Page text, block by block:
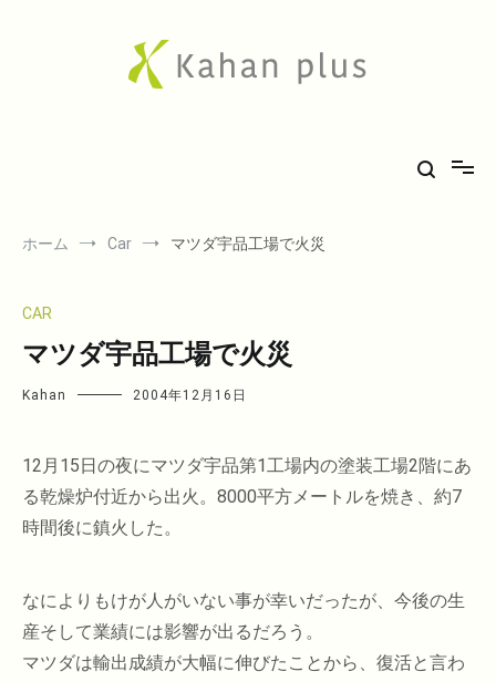
ホーム Car マツダ宇品工場で火災
CAR
マツダ宇品工場で火災
Kahan 2004年12月16日
12月15日の夜にマツダ宇品第1工場内の塗装工場2階にあ
る乾燥炉付近から出火。8000平方メートルを焼き、約7
時間後に鎮火した。
なによりもけが人がいない事が幸いだったが、今後の生
産そして業績には影響が出るだろう。
マツダは輸出成績が大幅に伸びたことから、復活と言わ